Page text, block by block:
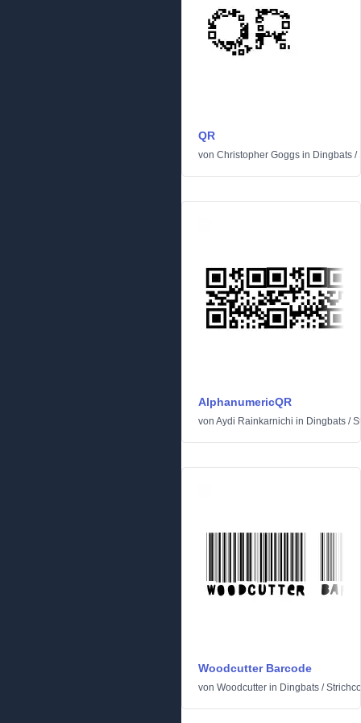
QR
von Christopher Goggs in Dingbats /
AlphanumericQR
von Aydi Rainkarnichi in Dingbats /
Woodcutter Barcode
von Woodcutter in Dingbats /